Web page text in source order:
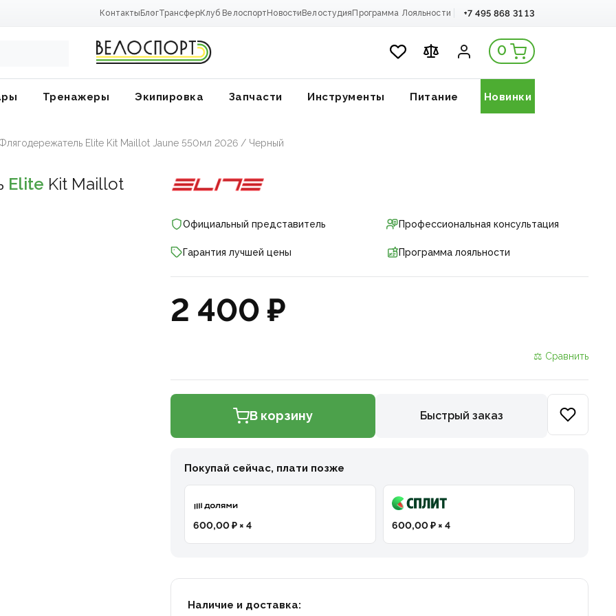
Контакты БлогТрансферКлуб Велоспорт Новости Велостудия Программа Лояльности +7 495 868 31 13
0
Тренажеры Экипировка Запчасти Инструменты Питание Новинки
Elite Kit Maillot Jaune 550мл 2026 / Черный
Elite Kit Maillot
Официальный представитель Профессиональная консультация
Гарантия лучшей цены Программа лояльности
2 400 ₽
⚖ Сравнить
В корзину Быстрый заказ
Покупай сейчас, плати позже
600,00 ₽ × 4 600,00 ₽ × 4
Наличие и доставка: